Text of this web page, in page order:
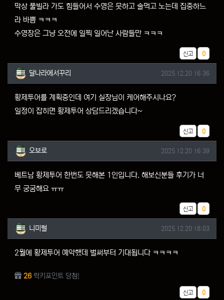
막상 풀빌라 가도 힘들어서 수영은 못하고 술먹고 노는데 집중하느
라 바쁨 ㅋㅋㅋ
수영장은 그냥 오전에 일찍 일어난 사람들만 ㅋㅋㅋ
신고 추천
0
달나라에서꾸리님의 댓글
달나라에서꾸리 작성일
2025.12.20 16:36
황제투어를 계획중인데 여기 실장님이 케어해주시나요?
일정이 잡히면 황제투어 상담드리겠습니다~
신고 추천
0
오보로님의 댓글
오보로 작성일
2025.12.20 16:39
베트남 황제투어 한번도 못해본 1인입니다. 해보신분들 후기가 너
무 궁굼해요 ㅠㅠ
신고 추천
0
니미럴님의 댓글
니미럴 작성일
2025.12.20 18:03
2월에 황제투어 예약했데 벌써부터 기대됩니다 ㅋㅋㅋㅋ
26럭키포인트 당첨!
신고 추천
0